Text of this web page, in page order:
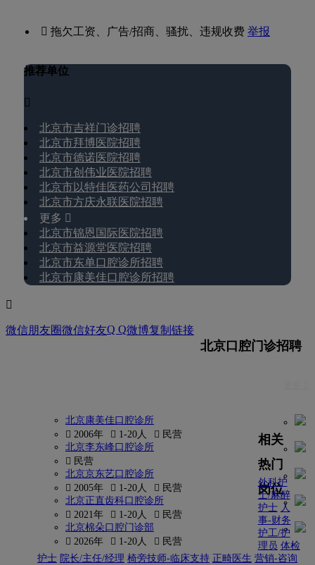
 拖欠工资、广告/招商、骚扰、违规收费举报
推荐单位

北京市吉祥门诊招聘
北京市拜博医院招聘
北京市德诺医院招聘
北京市创伟业医院招聘
北京市以特佳医药公司招聘
北京市方庆永联医院招聘
更多 
北京市锦恩国际医院招聘
北京市益源堂医院招聘
北京市东单口腔诊所招聘
北京市康美佳口腔诊所招聘

微信朋友圈微信好友Q Q微博复制链接
北京口腔门诊招聘
北京康美佳口腔诊所
 2006年
 1-20人
 民营
北京李东峰口腔诊所
 民营
北京京东艺口腔诊所
 2005年
 1-20人
 民营
北京正直齿科口腔诊所
 2021年
 1-20人
 民营
北京棉朵口腔门诊部
 2026年
 1-20人  民营
相关
热门
岗位
外科护
士/麻醉
护士 人
事-财务
护工/护
理员 体检
护士 院长/主任/经理 椅旁技师-临床支持 正畸医生 营销-咨询